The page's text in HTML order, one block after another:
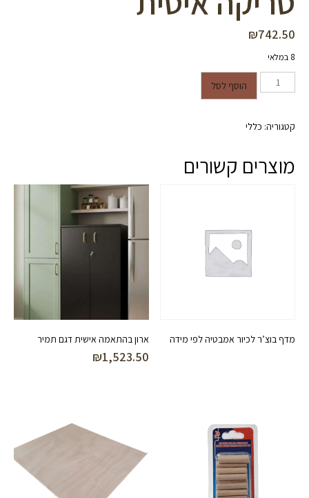
₪742.50
8 במלאי
הוסף לסל
קטגוריה: כללי
מוצרים קשורים
מדף בוצ’ר לכיור אמבטיה לפי מידה ארון בהתאמה אישית דגם תמיר
₪1,523.50